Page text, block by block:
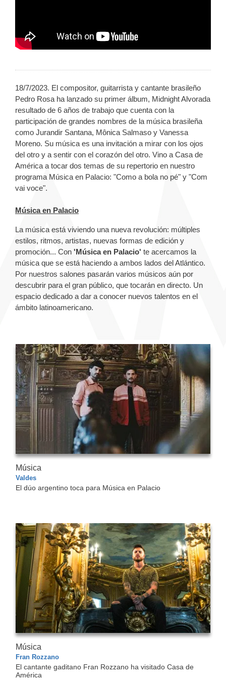
18/7/2023. El compositor, guitarrista y cantante brasileño
Pedro Rosa ha lanzado su primer álbum, Midnight Alvorada
resultado de 6 años de trabajo que cuenta con la
participación de grandes nombres de la música brasileña
como Jurandir Santana, Mônica Salmaso y Vanessa
Moreno. Su música es una invitación a mirar con los ojos
del otro y a sentir con el corazón del otro. Vino a Casa de
América a tocar dos temas de su repertorio en nuestro
programa Música en Palacio: "Como a bola no pé" y "Com
vai voce".
Música en Palacio
La música está viviendo una nueva revolución: múltiples
estilos, ritmos, artistas, nuevas formas de edición y
promoción... Con 'Música en Palacio' te acercamos la
música que se está haciendo a ambos lados del Atlántico.
Por nuestros salones pasarán varios músicos aún por
descubrir para el gran público, que tocarán en directo. Un
espacio dedicado a dar a conocer nuevos talentos en el
ámbito latinoamericano.
Música
Valdes
El dúo argentino toca para Música en Palacio
Música
Fran Rozzano
El cantante gaditano Fran Rozzano ha visitado Casa de
América